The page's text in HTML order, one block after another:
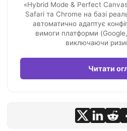
«Hybrid Mode & Perfect
Safari та Chrome на базі
автоматично адаптує
вимоги платформи
виключаючи
Читати